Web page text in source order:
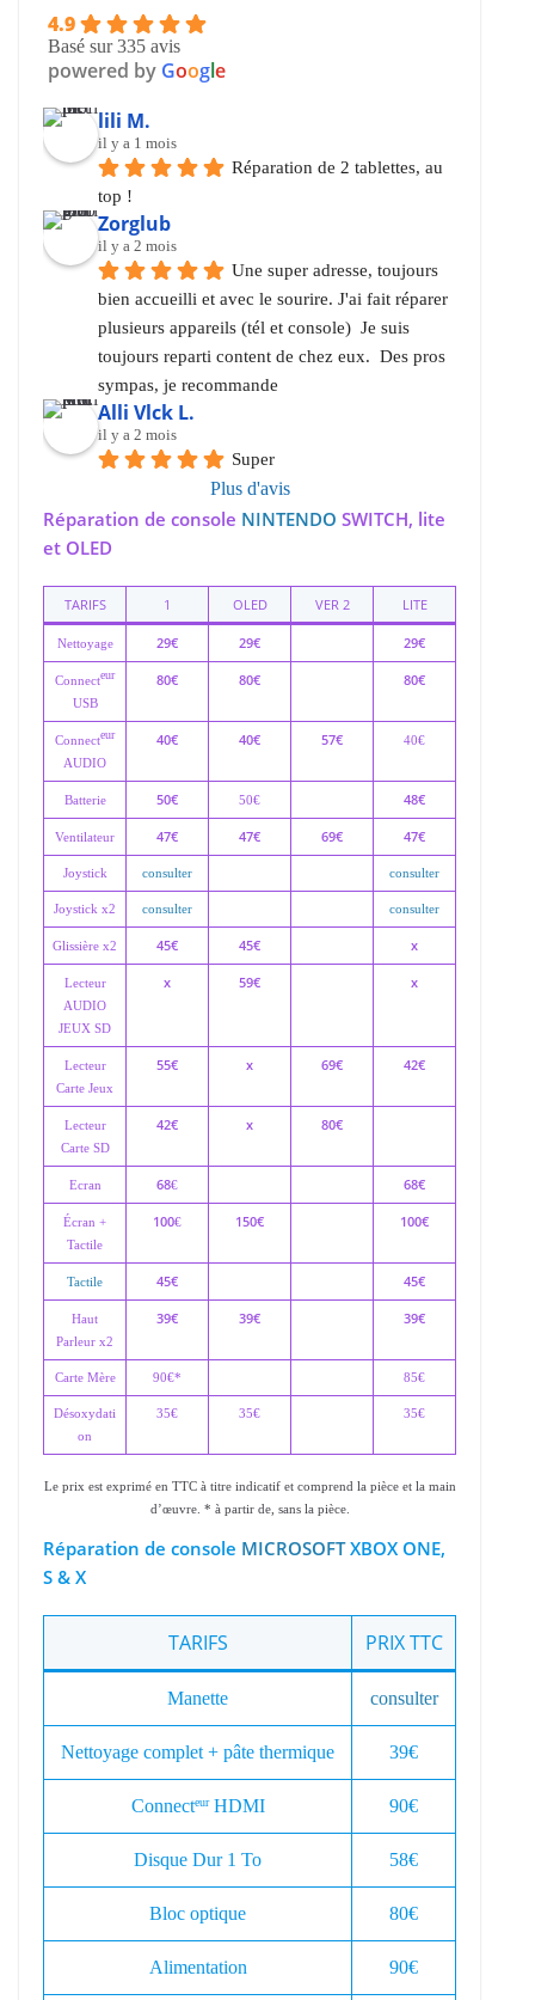
4.9
Basé sur 335 avis
powered by Google
lili M.
il y a 1 mois
Réparation de 2 tablettes, au
top !
Zorglub
il y a 2 mois
Une super adresse, toujours
bien accueilli et avec le sourire. J'ai fait réparer
plusieurs appareils (tél et console)  Je suis
toujours reparti content de chez eux.  Des pros
sympas, je recommande
Alli Vlck L.
il y a 2 mois
Super
Plus d'avis
Réparation de console NINTENDO SWITCH, lite
et OLED
TARIFS 1 OLED VER 2 LITE
Nettoyage 29€ 29€ 29€
Connecteur
USB
80€ 80€ 80€
Connecteur
AUDIO
40€ 40€ 57€ 40€
Batterie 50€ 50€ 48€
Ventilateur 47€ 47€ 69€ 47€
Joystick consulter consulter
Joystick x2 consulter consulter
Glissière x2 45€ 45€ x
Lecteur
AUDIO
JEUX SD
x 59€ x
Lecteur
Carte Jeux
55€ x 69€ 42€
Lecteur
Carte SD
42€ x 80€
Ecran 68€ 68€
Écran +
Tactile
100€ 150€ 100€
Tactile 45€ 45€
Haut
Parleur x2
39€ 39€ 39€
Carte Mère 90€* 85€
Désoxydati
on
35€ 35€ 35€
Le prix est exprimé en TTC à titre indicatif et comprend la pièce et la main
d’œuvre. * à partir de, sans la pièce.
Réparation de console MICROSOFTXBOX ONE,
S & X
TARIFS PRIX TTC
Manette consulter
Nettoyage complet + pâte thermique 39€
ConnecteurHDMI 90€
Disque Dur 1 To 58€
Bloc optique 80€
Alimentation 90€